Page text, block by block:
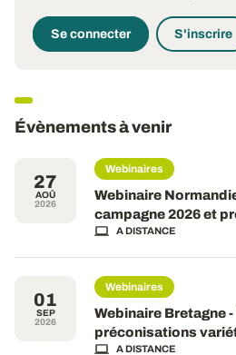
Se connecter S'inscrire
Évènements à venir
27
AOÛ
2026
Webinaires
Webinaire
campagne 2026 et
A DISTANCE
01
SEP
2026
Webinaires
Webinaire Bretagne
préconisations
A DISTANCE